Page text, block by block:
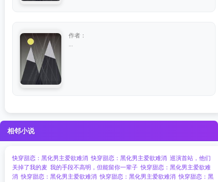
作者：
相邻小说
快穿甜恋：黑化男主爱欲难消 快穿甜恋：黑化男主爱欲难消 巡演首站，他们
关掉了我的麦 我的手段不高明，但能留你一辈子 快穿甜恋：黑化男主爱欲难
消 快穿甜恋：黑化男主爱欲难消 快穿甜恋：黑化男主爱欲难消 快穿甜恋：黑